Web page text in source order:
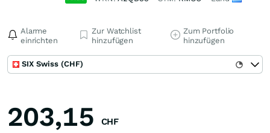
Alarme
einrichten
Zur Watchlist
hinzufügen
Zum Portfolio
hinzufügen
SIX Swiss (CHF)
203,15 CHF